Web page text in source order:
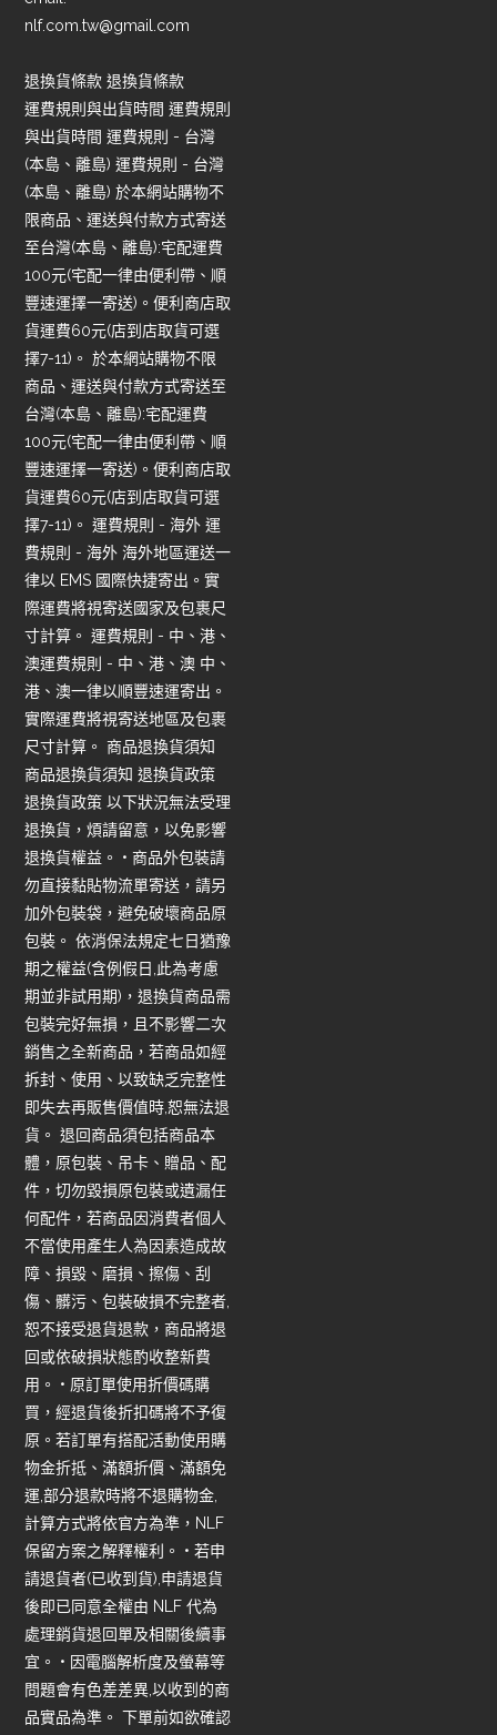
nlf.com.tw@gmail.com
退換貨條款 退換貨條款
運費規則與出貨時間 運費規則
與出貨時間 運費規則 - 台灣
(本島、離島) 運費規則 - 台灣
(本島、離島) 於本網站購物不
限商品、運送與付款方式寄送
至台灣(本島、離島):宅配運費
100元(宅配一律由便利帶、順
豐速運擇一寄送)。便利商店取
貨運費60元(店到店取貨可選
擇7-11)。 於本網站購物不限
商品、運送與付款方式寄送至
台灣(本島、離島):宅配運費
100元(宅配一律由便利帶、順
豐速運擇一寄送)。便利商店取
貨運費60元(店到店取貨可選
擇7-11)。 運費規則 - 海外 運
費規則 - 海外 海外地區運送一
律以 EMS 國際快捷寄出。實
際運費將視寄送國家及包裹尺
寸計算。 運費規則 - 中、港、
澳運費規則 - 中、港、澳 中、
港、澳一律以順豐速運寄出。
實際運費將視寄送地區及包裹
尺寸計算。 商品退換貨須知
商品退換貨須知 退換貨政策
退換貨政策 以下狀況無法受理
退換貨，煩請留意，以免影響
退換貨權益。 • 商品外包裝請
勿直接黏貼物流單寄送，請另
加外包裝袋，避免破壞商品原
包裝。 依消保法規定七日猶豫
期之權益(含例假日,此為考慮
期並非試用期)，退換貨商品需
包裝完好無損，且不影響二次
銷售之全新商品，若商品如經
拆封、使用、以致缺乏完整性
即失去再販售價值時,恕無法退
貨。 退回商品須包括商品本
體，原包裝、吊卡、贈品、配
件，切勿毀損原包裝或遺漏任
何配件，若商品因消費者個人
不當使用產生人為因素造成故
障、損毀、磨損、擦傷、刮
傷、髒污、包裝破損不完整者,
恕不接受退貨退款，商品將退
回或依破損狀態酌收整新費
用。 • 原訂單使用折價碼購
買，經退貨後折扣碼將不予復
原。若訂單有搭配活動使用購
物金折抵、滿額折價、滿額免
運,部分退款時將不退購物金,
計算方式將依官方為準，NLF
保留方案之解釋權利。 • 若申
請退貨者(已收到貨),申請退貨
後即已同意全權由 NLF 代為
處理銷貨退回單及相關後續事
宜。 • 因電腦解析度及螢幕等
問題會有色差差異,以收到的商
品實品為準。 下單前如欲確認